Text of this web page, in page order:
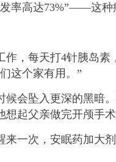
率高达73%”——这种
每天打4针胰岛素
这个家有用。”
坠入更深的黑暗
起父亲做完开颅手
次，安眠药加大